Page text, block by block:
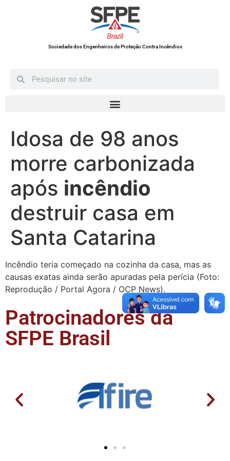
Sociedade dos Engenheiros de Proteção Contra Incêndios
Idosa de 98 anos
morre carbonizada
após incêndio
destruir casa em
Santa Catarina
Incêndio teria começado na cozinha da casa, mas as
causas exatas ainda serão apuradas pela perícia (Foto:
Reprodução / Portal Agora / OCP News).
Patrocinadores da
SFPE Brasil